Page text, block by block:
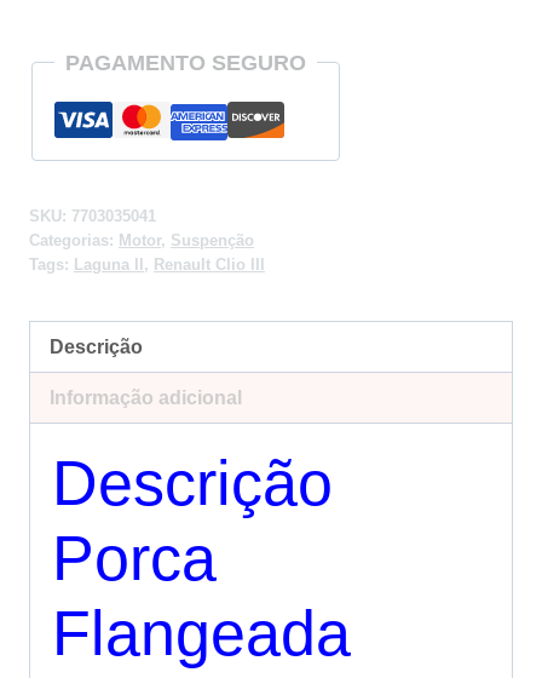
7703035041
PAGAMENTO SEGURO
SKU: 7703035041
Categorias: Motor, Suspenção
Tags: Laguna II , Renault Clio III
Descrição
Informação adicional
Descrição
Porca
Flangeada